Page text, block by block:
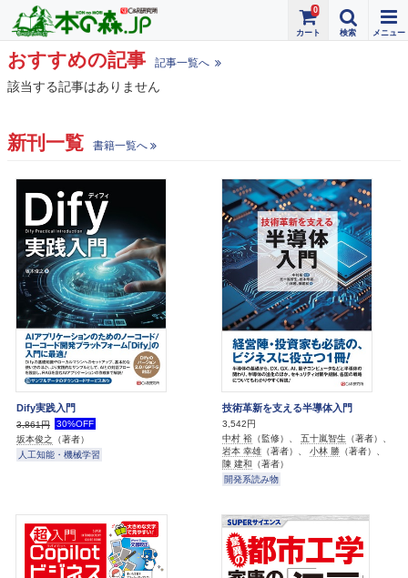
0
おすすめの記事 記事一覧へ
該当する記事はありません
新刊一覧 書籍一覧へ
Dify実践入門
3,861円
30%OFF
坂本俊之 （著者）
人工知能・機械学習
技術革新を支える半導体入門
3,542円
中村 裕 （監修）、 五十嵐智生 （著者）、
岩本 幸雄 （著者）、 小林 勝 （著者）、
陳 建和 （著者）
開発系読み物